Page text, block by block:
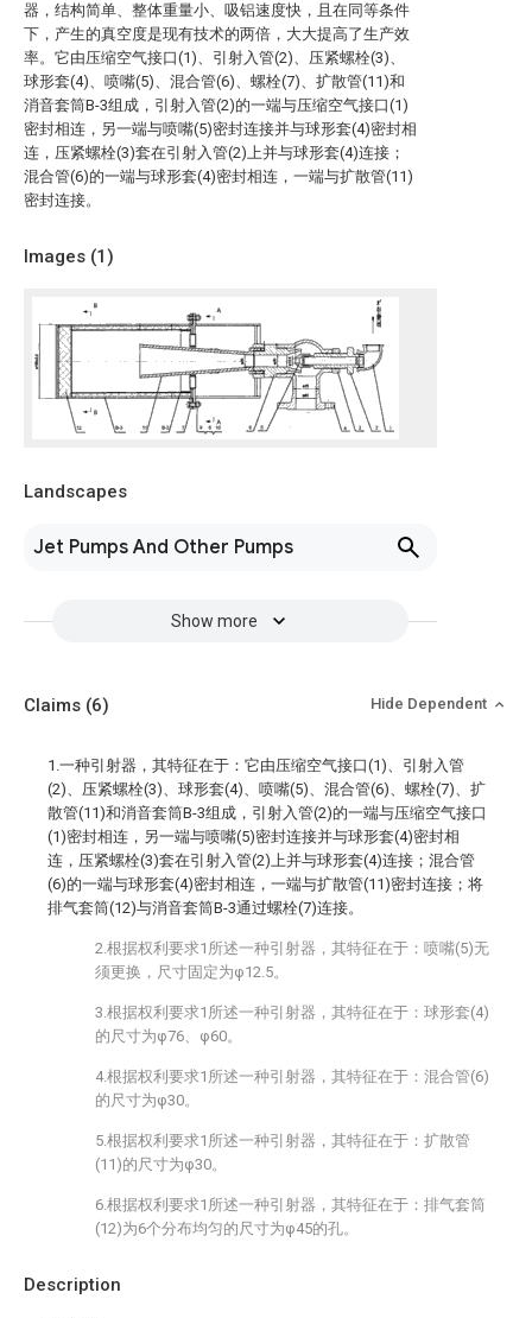
器，结构简单、整体重量小、吸铝速度快，且在同等条件
下，产生的真空度是现有技术的两倍，大大提高了生产效
率。它由压缩空气接口(1)、引射入管(2)、压紧螺栓(3)、
球形套(4)、喷嘴(5)、混合管(6)、螺栓(7)、扩散管(11)和
消音套筒B-3组成，引射入管(2)的一端与压缩空气接口(1)
密封相连，另一端与喷嘴(5)密封连接并与球形套(4)密封相
连，压紧螺栓(3)套在引射入管(2)上并与球形套(4)连接；
混合管(6)的一端与球形套(4)密封相连，一端与扩散管(11)
密封连接。
Images (1)
Landscapes
Jet Pumps And Other Pumps
Show more
Description
Claims (6) Hide Dependent
1.一种引射器，其特征在于：它由压缩空气接口(1)、引射入管
(2)、压紧螺栓(3)、球形套(4)、喷嘴(5)、混合管(6)、螺栓(7)、扩
散管(11)和消音套筒B-3组成，引射入管(2)的一端与压缩空气接口
(1)密封相连，另一端与喷嘴(5)密封连接并与球形套(4)密封相
连，压紧螺栓(3)套在引射入管(2)上并与球形套(4)连接；混合管
(6)的一端与球形套(4)密封相连，一端与扩散管(11)密封连接；将
排气套筒(12)与消音套筒B-3通过螺栓(7)连接。
2.根据权利要求1所述一种引射器，其特征在于：喷嘴(5)无
须更换，尺寸固定为φ12.5。
3.根据权利要求1所述一种引射器，其特征在于：球形套(4)
的尺寸为φ76、φ60。
4.根据权利要求1所述一种引射器，其特征在于：混合管(6)
的尺寸为φ30。
5.根据权利要求1所述一种引射器，其特征在于：扩散管
(11)的尺寸为φ30。
6.根据权利要求1所述一种引射器，其特征在于：排气套筒
(12)为6个分布均匀的尺寸为φ45的孔。